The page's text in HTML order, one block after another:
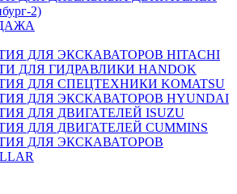
2)
ДЛЯ ЭКСКАВАТОРОВ HITACHI
ДЛЯ ГИДРАВЛИКИ HANDOK
ДЛЯ СПЕЦТЕХНИКИ KOMATSU
ДЛЯ ЭКСКАВАТОРОВ HYUNDAI
ДЛЯ ДВИГАТЕЛЕЙ ISUZU
ДЛЯ ДВИГАТЕЛЕЙ CUMMINS
ДЛЯ ЭКСКАВАТОРОВ